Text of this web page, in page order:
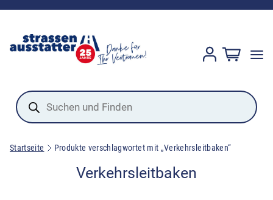
Products
search
Startseite Produkte verschlagwortet mit „Verkehrsleitbaken“
Verkehrsleitbaken